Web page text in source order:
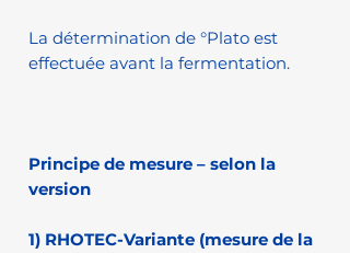
La détermination de °Plato est
effectuée avant la fermentation.
Principe de mesure – selon la
version
1) RHOTEC-Variante (mesure de la